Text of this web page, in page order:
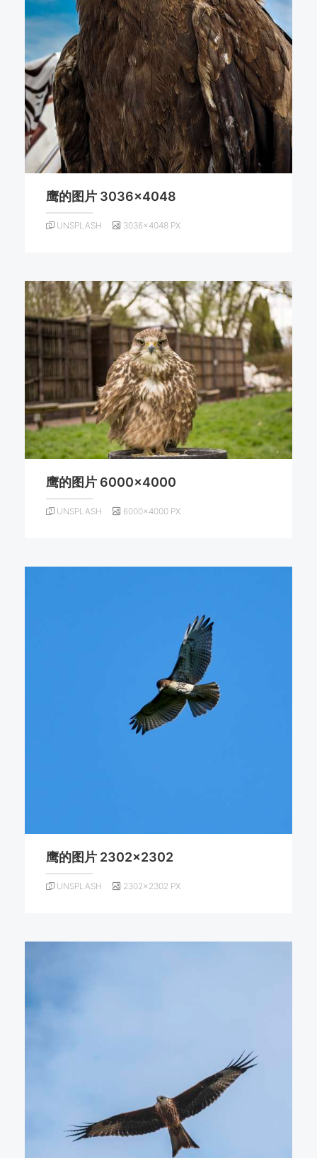
鹰的图片 3036×4048
UNSPLASH 3036×4048 PX
鹰的图片 6000×4000
UNSPLASH 6000×4000 PX
鹰的图片 2302×2302
UNSPLASH 2302×2302 PX